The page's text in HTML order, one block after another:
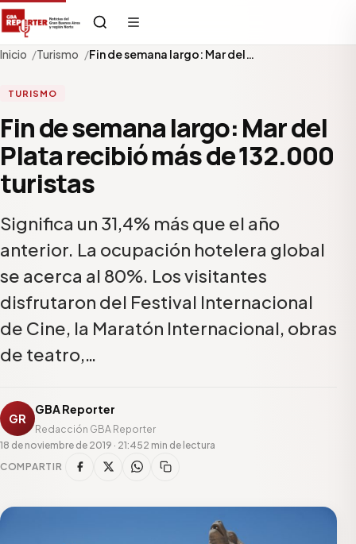
Inicio Turismo Fin de semana largo: Mar del…
TURISMO
Fin de semana largo: Mar del
Plata recibió más de 132.000
turistas
Significa un 31,4% más que el año
anterior. La ocupación hotelera global
se acerca al 80%. Los visitantes
disfrutaron del Festival Internacional
de Cine, la Maratón Internacional, obras
de teatro,…
GR
GBA Reporter
Redacción GBA Reporter
18 de noviembre de 2019 · 21:452 min de lectura
COMPARTIR